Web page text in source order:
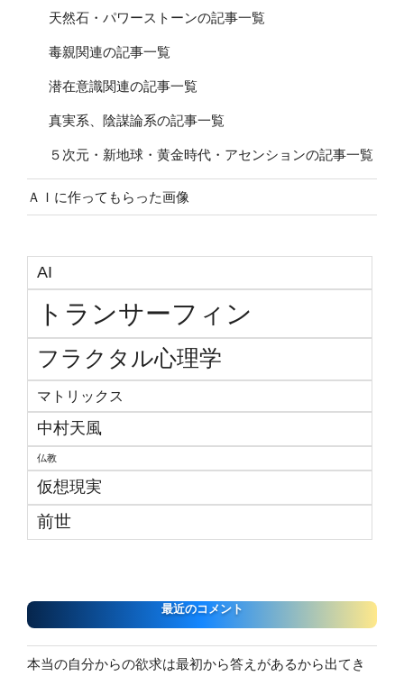
天然石・パワーストーンの記事一覧
毒親関連の記事一覧
潜在意識関連の記事一覧
真実系、陰謀論系の記事一覧
５次元・新地球・黄金時代・アセンションの記事一覧
ＡＩに作ってもらった画像
AI
トランサーフィン
フラクタル心理学
マトリックス
中村天風
仏教
仮想現実
前世
最近のコメント
本当の自分からの欲求は最初から答えがあるから出てき